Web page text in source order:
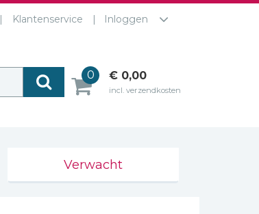
Klantenservice Inloggen
0 € 0,00
incl. verzendkosten
Verwacht